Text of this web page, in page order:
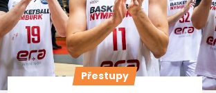
Přestupy